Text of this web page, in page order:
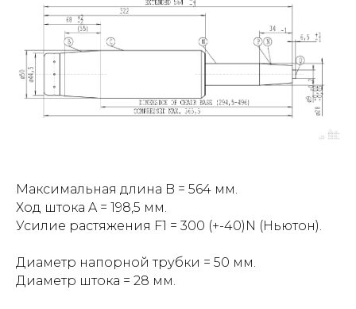
Максимальная длина B = 564 мм.
Ход штока A = 198,5 мм.
Усилие растяжения F1 = 300 (+-40)N (Ньютон).
Диаметр напорной трубки = 50 мм.
Диаметр штока = 28 мм.